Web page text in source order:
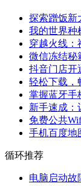
探索蹭饭新
我的世界种
穿越火线：
微信冻结秘
抖音门店开
轻松下载，
掌握蓝牙手
新手速成：
免费公共
手机百度地
循环推荐
电脑启动故